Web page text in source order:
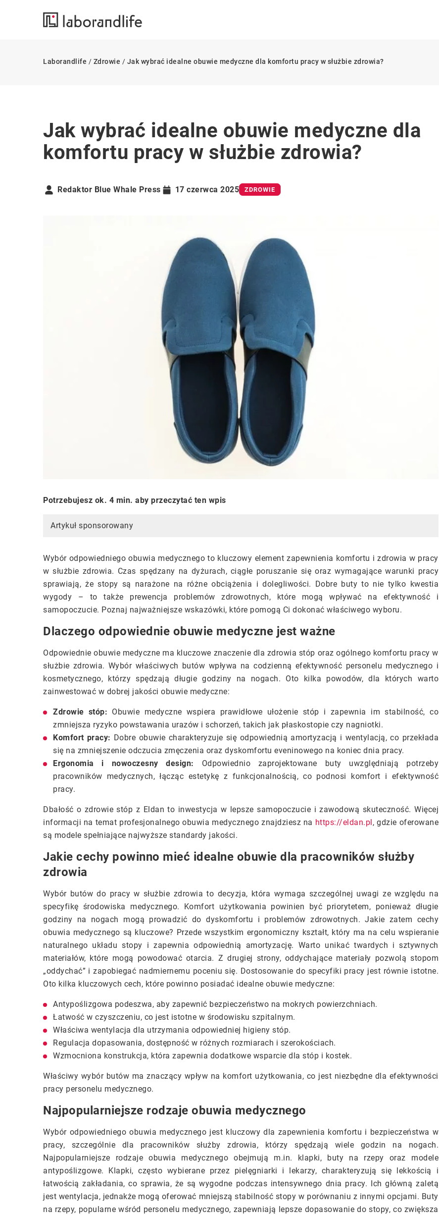
Laborandlife / Zdrowie / Jak wybrać idealne obuwie medyczne dla komfortu pracy w służbie zdrowia?
Jak wybrać idealne obuwie medyczne dla
komfortu pracy w służbie zdrowia?
Redaktor Blue Whale Press 17 czerwca 2025 ZDROWIE
Potrzebujesz ok. 4 min. aby przeczytać ten wpis
Artykuł sponsorowany
Wybór odpowiedniego obuwia medycznego to kluczowy element zapewnienia komfortu i zdrowia w pracy
w służbie zdrowia. Czas spędzany na dyżurach, ciągłe poruszanie się oraz wymagające warunki pracy
sprawiają, że stopy są narażone na różne obciążenia i dolegliwości. Dobre buty to nie tylko kwestia
wygody – to także prewencja problemów zdrowotnych, które mogą wpływać na efektywność i
samopoczucie. Poznaj najważniejsze wskazówki, które pomogą Ci dokonać właściwego wyboru.
Dlaczego odpowiednie obuwie medyczne jest ważne
Odpowiednie obuwie medyczne ma kluczowe znaczenie dla zdrowia stóp oraz ogólnego komfortu pracy w
służbie zdrowia. Wybór właściwych butów wpływa na codzienną efektywność personelu medycznego i
kosmetycznego, którzy spędzają długie godziny na nogach. Oto kilka powodów, dla których warto
zainwestować w dobrej jakości obuwie medyczne:
Zdrowie stóp: Obuwie medyczne wspiera prawidłowe ułożenie stóp i zapewnia im stabilność, co
zmniejsza ryzyko powstawania urazów i schorzeń, takich jak płaskostopie czy nagniotki.
Komfort pracy: Dobre obuwie charakteryzuje się odpowiednią amortyzacją i wentylacją, co przekłada
się na zmniejszenie odczucia zmęczenia oraz dyskomfortu eveninowego na koniec dnia pracy.
Ergonomia i nowoczesny design: Odpowiednio zaprojektowane buty uwzględniają potrzeby
pracowników medycznych, łącząc estetykę z funkcjonalnością, co podnosi komfort i efektywność
pracy.
Dbałość o zdrowie stóp z Eldan to inwestycja w lepsze samopoczucie i zawodową skuteczność. Więcej
informacji na temat profesjonalnego obuwia medycznego znajdziesz na https://eldan.pl , gdzie oferowane
są modele spełniające najwyższe standardy jakości.
Jakie cechy powinno mieć idealne obuwie dla pracowników służby
zdrowia
Wybór butów do pracy w służbie zdrowia to decyzja, która wymaga szczególnej uwagi ze względu na
specyfikę środowiska medycznego. Komfort użytkowania powinien być priorytetem, ponieważ długie
godziny na nogach mogą prowadzić do dyskomfortu i problemów zdrowotnych. Jakie zatem cechy
obuwia medycznego są kluczowe? Przede wszystkim ergonomiczny kształt, który ma na celu wspieranie
naturalnego układu stopy i zapewnia odpowiednią amortyzację. Warto unikać twardych i sztywnych
materiałów, które mogą powodować otarcia. Z drugiej strony, oddychające materiały pozwolą stopom
„oddychać” i zapobiegać nadmiernemu poceniu się. Dostosowanie do specyfiki pracy jest równie istotne.
Oto kilka kluczowych cech, które powinno posiadać idealne obuwie medyczne:
Antypoślizgowa podeszwa, aby zapewnić bezpieczeństwo na mokrych powierzchniach.
Łatwość w czyszczeniu, co jest istotne w środowisku szpitalnym.
Właściwa wentylacja dla utrzymania odpowiedniej higieny stóp.
Regulacja dopasowania, dostępność w różnych rozmiarach i szerokościach.
Wzmocniona konstrukcja, która zapewnia dodatkowe wsparcie dla stóp i kostek.
Właściwy wybór butów ma znaczący wpływ na komfort użytkowania, co jest niezbędne dla efektywności
pracy personelu medycznego.
Najpopularniejsze rodzaje obuwia medycznego
Wybór odpowiedniego obuwia medycznego jest kluczowy dla zapewnienia komfortu i bezpieczeństwa w
pracy, szczególnie dla pracowników służby zdrowia, którzy spędzają wiele godzin na nogach.
Najpopularniejsze rodzaje obuwia medycznego obejmują m.in. klapki, buty na rzepy oraz modele
antypoślizgowe. Klapki, często wybierane przez pielęgniarki i lekarzy, charakteryzują się lekkością i
łatwością zakładania, co sprawia, że są wygodne podczas intensywnego dnia pracy. Ich główną zaletą
jest wentylacja, jednakże mogą oferować mniejszą stabilność stopy w porównaniu z innymi opcjami. Buty
na rzepy, popularne wśród personelu medycznego, zapewniają lepsze dopasowanie do stopy, co zwiększa